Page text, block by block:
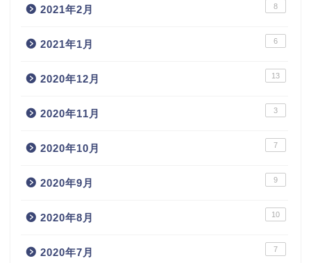
2021年2月 8
2021年1月 6
2020年12月 13
2020年11月 3
2020年10月 7
2020年9月 9
2020年8月 10
2020年7月 7